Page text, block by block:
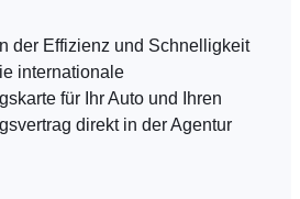
der Effizienz und Schnelligkeit
internationale
für Ihr Auto und Ihren
direkt in der Agentur